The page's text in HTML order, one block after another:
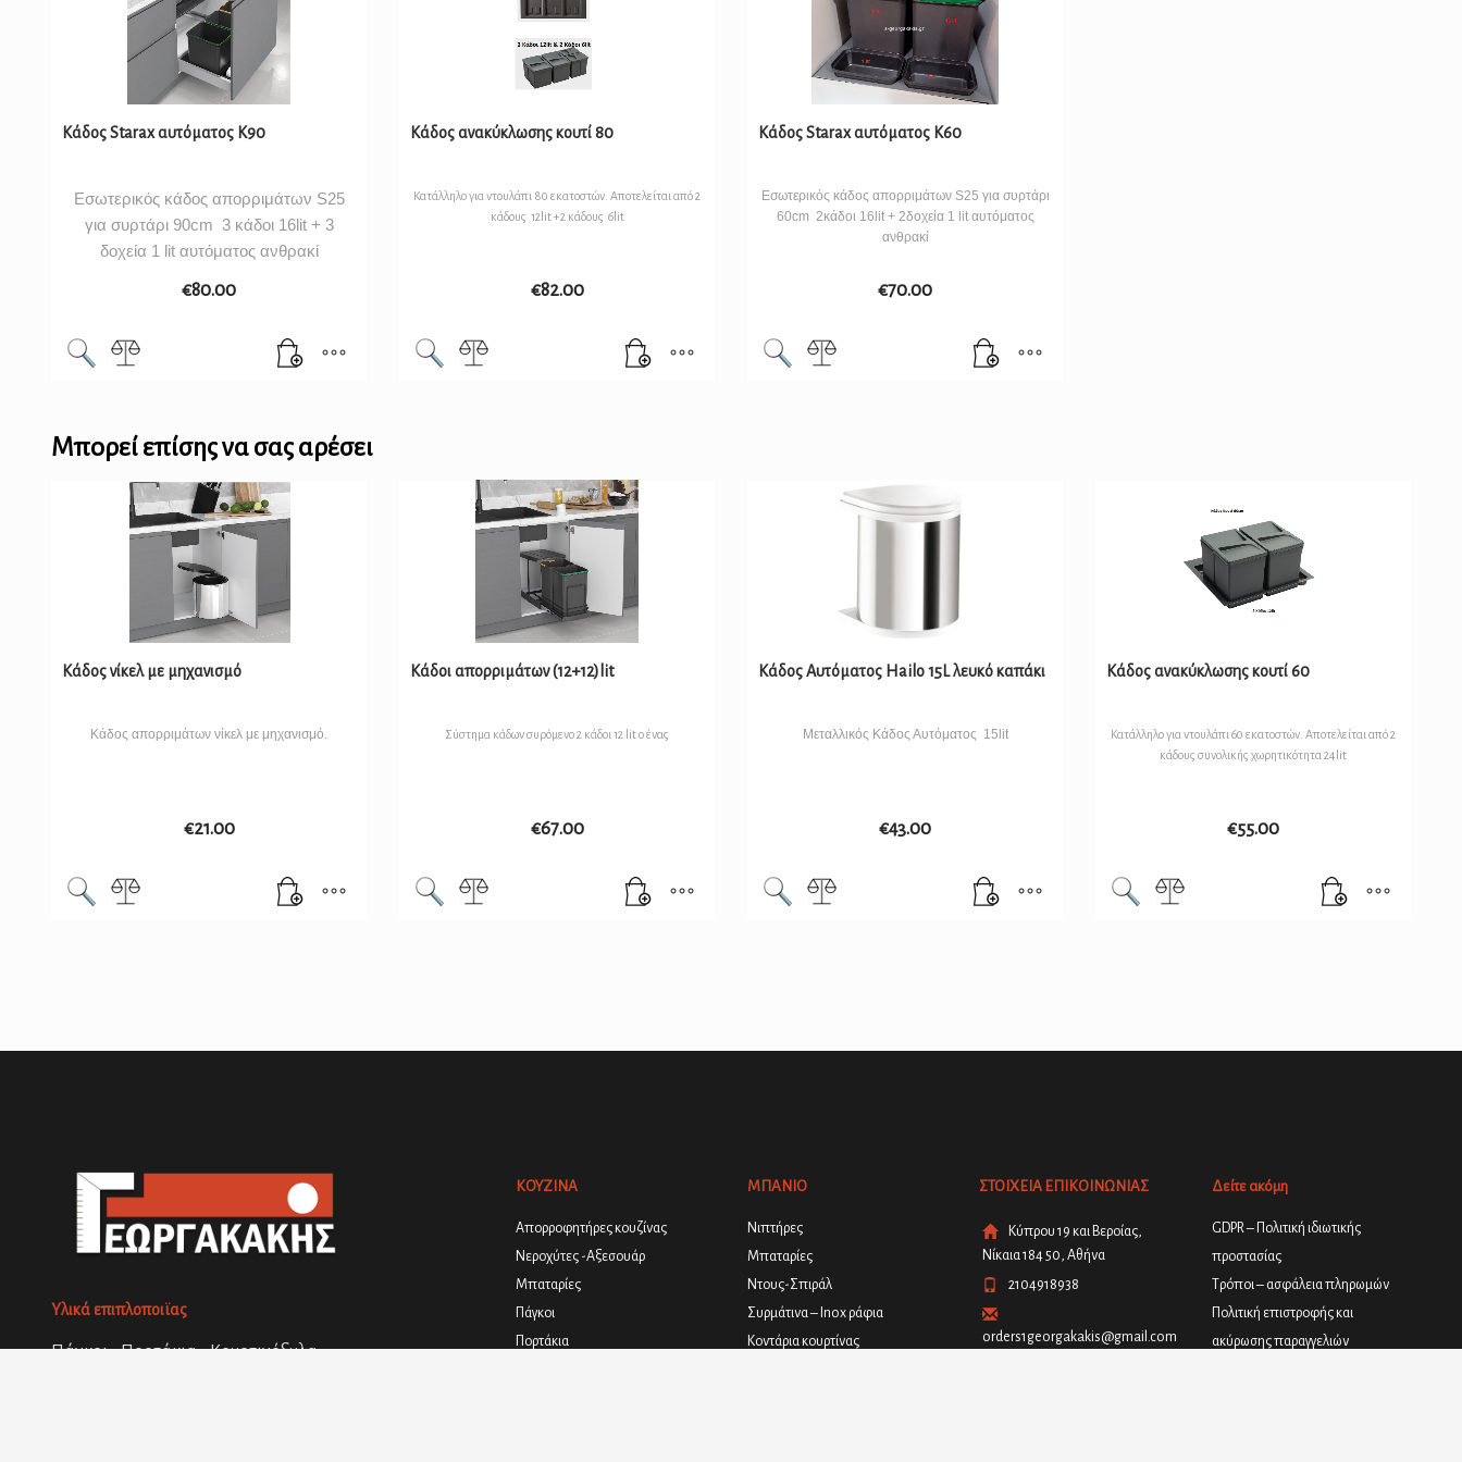
Κάδος Starax αυτόματος Κ90
Εσωτερικός κάδος απορριμάτων S25
για συρτάρι 90cm 3 κάδοι 16lit + 3
δοχεία 1 lit αυτόματος ανθρακί
€80.00
Κάδος ανακύκλωσης κουτί 80
Κατάλληλο για ντουλάπι 80 εκατοστών. Αποτελείται από 2
κάδους 12lit +2 κάδους 6lit
€82.00
Κάδος Starax αυτόματος Κ60
Εσωτερικός κάδος απορριμάτων S25 για συρτάρι
60cm 2κάδοι 16lit + 2δοχεία 1 lit αυτόματος
ανθρακί
€70.00
Μπορεί επίσης να σας αρέσει
Κάδος νίκελ με μηχανισμό
Κάδος απορριμάτων νίκελ με μηχανισμό.
€21.00
Κάδοι απορριμάτων (12+12)lit
Σύστημα κάδων συρόμενο 2 κάδοι 12 lit ο ένας
€67.00
Κάδος Αυτόματος Hailo 15L λευκό καπάκι
Μεταλλικός Κάδος Αυτόματος 15lit
€43.00
Κάδος ανακύκλωσης κουτί 60
Κατάλληλο για ντουλάπι 60 εκατοστών. Αποτελείται από 2
κάδους συνολικής χωρητικότητα 24lit
€55.00
Υλικά επιπλοποιϊας
Πάγκοι - Πορτάκια - Κουρτινόξυλα -
ΚΟΥΖΙΝΑ
Απορροφητήρες κουζίνας
Νεροχύτες -Αξεσουάρ
Μπαταρίες
Πάγκοι
Πορτάκια
ΜΠΑΝΙΟ
Νιπτήρες
Μπαταρίες
Ντους-Σπιράλ
Συρμάτινα – Inox ράφια
Κοντάρια κουρτίνας
ΣΤΟΙΧΕΙΑ ΕΠΙΚΟΙΝΩΝΙΑΣ
Κύπρου 19 και Βεροίας,
Νίκαια 184 50, Αθήνα
2104918938
orders1georgakakis@gmail.com
Δείτε ακόμη
GDPR – Πολιτική ιδιωτικής
προστασίας
Τρόποι – ασφάλεια πληρωμών
Πολιτική επιστροφής και
ακύρωσης παραγγελιών